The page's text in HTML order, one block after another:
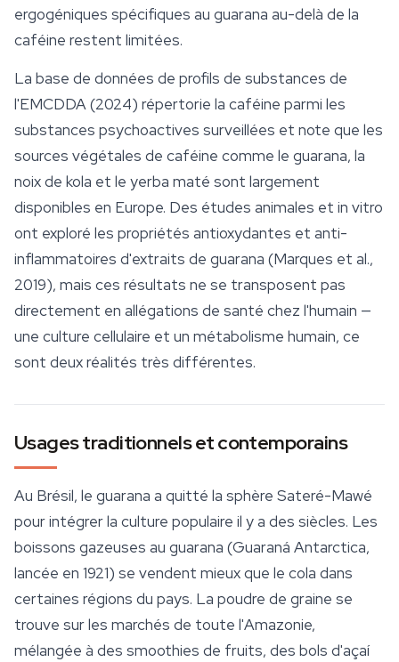
ergogéniques spécifiques au guarana au-delà de la
caféine restent limitées.
La base de données de profils de substances de
l'EMCDDA (2024) répertorie la caféine parmi les
substances psychoactives surveillées et note que les
sources végétales de caféine comme le guarana, la
noix de kola et le yerba maté sont largement
disponibles en Europe. Des études animales et in vitro
ont exploré les propriétés antioxydantes et anti-
inflammatoires d'extraits de guarana (Marques et al.,
2019), mais ces résultats ne se transposent pas
directement en allégations de santé chez l'humain —
une culture cellulaire et un métabolisme humain, ce
sont deux réalités très différentes.
Usages traditionnels et contemporains
Au Brésil, le guarana a quitté la sphère Sateré-Mawé
pour intégrer la culture populaire il y a des siècles. Les
boissons gazeuses au guarana (Guaraná Antarctica,
lancée en 1921) se vendent mieux que le cola dans
certaines régions du pays. La poudre de graine se
trouve sur les marchés de toute l'Amazonie,
mélangée à des smoothies de fruits, des bols d'açaí